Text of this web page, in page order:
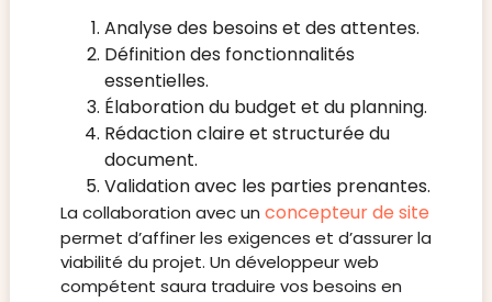
Analyse des besoins et des attentes.
Définition des fonctionnalités
essentielles.
Élaboration du budget et du planning.
Rédaction claire et structurée du
document.
Validation avec les parties prenantes.
La collaboration avec un concepteur de site
permet d’affiner les exigences et d’assurer la
viabilité du projet. Un développeur web
compétent saura traduire vos besoins en